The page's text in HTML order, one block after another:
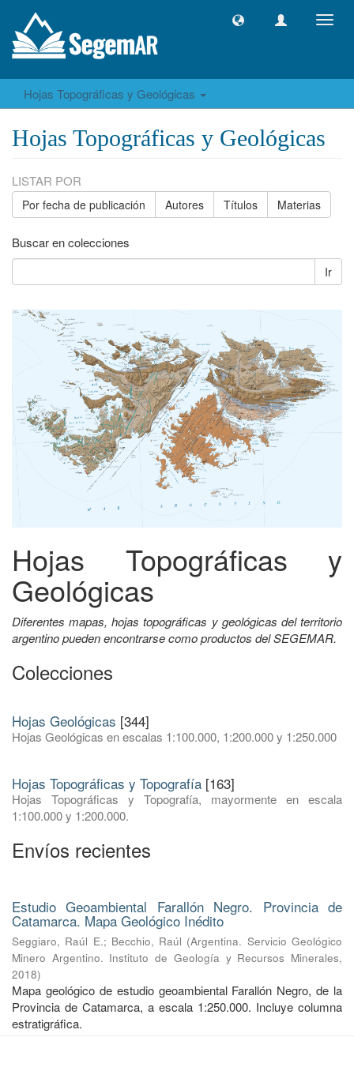
Hojas Topográficas y Geológicas
Hojas Topográficas y Geológicas
LISTAR POR
Por fecha de publicación Autores Títulos Materias
Buscar en colecciones
Ir
Hojas Topográficas y
Geológicas
Diferentes mapas, hojas topográficas y geológicas del territorio
argentino pueden encontrarse como productos del SEGEMAR.
Colecciones
Hojas Geológicas [344]
Hojas Geológicas en escalas 1:100.000, 1:200.000 y 1:250.000
Hojas Topográficas y Topografía [163]
Hojas Topográficas y Topografía, mayormente en escala
1:100.000 y 1:200.000.
Envíos recientes
Estudio Geoambiental Farallón Negro. Provincia de
Catamarca. Mapa Geológico Inédito
Seggiaro, Raúl E.; Becchio, Raúl (Argentina. Servicio Geológico
Minero Argentino. Instituto de Geología y Recursos Minerales,
2018)
Mapa geológico de estudio geoambiental Farallón Negro, de la
Provincia de Catamarca, a escala 1:250.000. Incluye columna
estratigráfica.